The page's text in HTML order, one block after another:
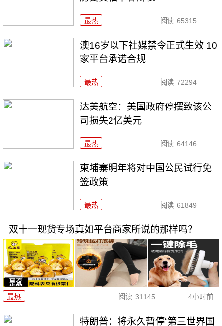
最热 阅读 65315
澳16岁以下社媒禁令正式生效 10
家平台承诺合规
最热 阅读 72294
达美航空：美国政府停摆致该公
司损失2亿美元
最热 阅读 64146
柬埔寨明年将对中国公民试行免
签政策
最热 阅读 61849
双十一现货专场真如平台商家所说的那样吗？
最热 阅读 31145 4小时前
特朗普：将永久暂停“第三世界国